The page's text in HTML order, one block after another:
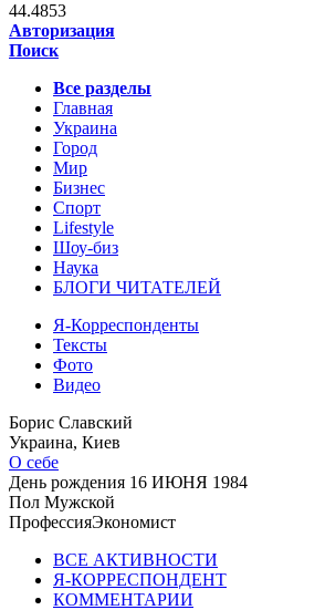
44.4853
Авторизация
Поиск
Все разделы
Главная
Украина
Город
Мир
Бизнес
Спорт
Lifestyle
Шоу-биз
Наука
БЛОГИ ЧИТАТЕЛЕЙ
Я-Корреспонденты
Тексты
Фото
Видео
Борис Славский
Украина, Киев
О себе
День рождения 16 ИЮНЯ 1984
Пол Мужской
ПрофессияЭкономист
ВСЕ АКТИВНОСТИ
Я-КОРРЕСПОНДЕНТ
КОММЕНТАРИИ